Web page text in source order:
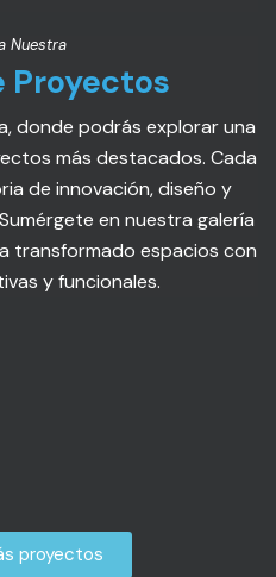
Nuestra
Proyectos
donde podrás explorar una
más destacados. Cada
de innovación, diseño y
en nuestra galería
transformado espacios con
y funcionales.
proyectos